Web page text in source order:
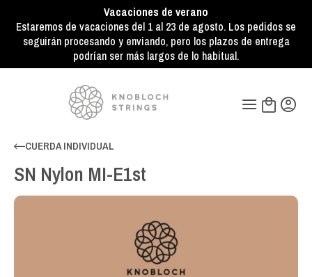
Vacaciones de verano
Estaremos de vacaciones del 1 al 23 de agosto. Los pedidos se
seguirán procesando y enviando, pero los plazos de entrega
podrían ser más largos de lo habitual.
CUERDA INDIVIDUAL
SN Nylon MI-E1st